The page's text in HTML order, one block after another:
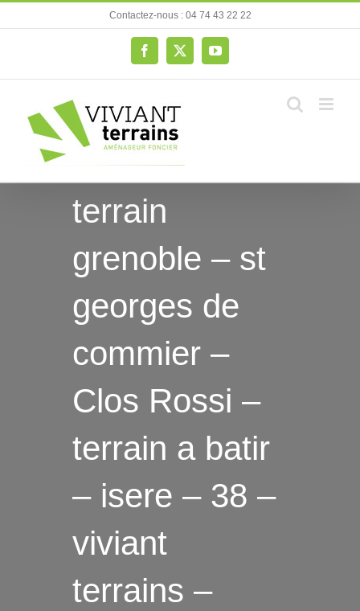
au
Contactez-nous : 04 74 43 22 22
Facebook
X YouTube
terrain
grenoble – st
georges de
commier –
Clos Rossi –
terrain a batir
– isere – 38 –
viviant
terrains –